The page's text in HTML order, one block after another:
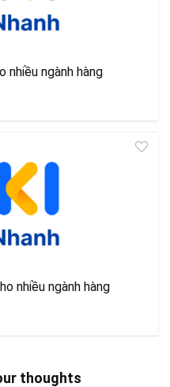
nhiều ngành hàng
nhiều ngành hàng
thoughts